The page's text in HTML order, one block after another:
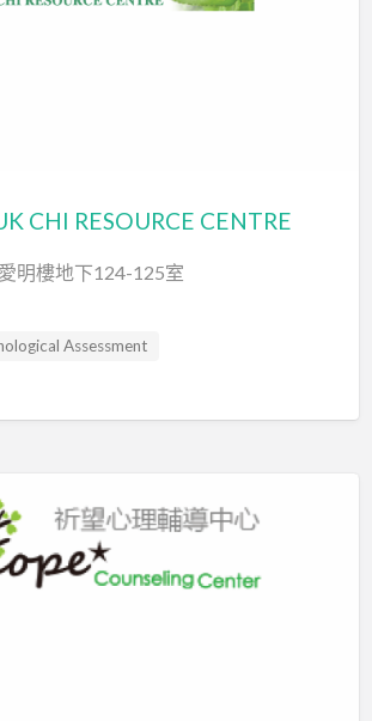
CHI RESOURCE CENTRE
明樓地下124-125室
Assessment
Psychologist